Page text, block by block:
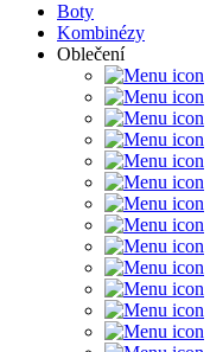
Boty
Kombinézy
Oblečení